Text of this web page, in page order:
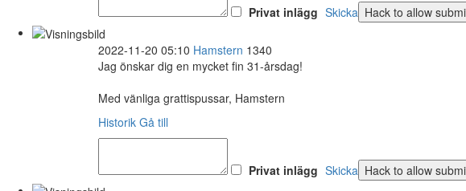
Privat inlägg Skicka
2022-11-20 05:10 Hamstern 1340
Jag önskar dig en mycket fin 31-årsdag!
Med vänliga grattispussar, Hamstern
Historik Gå till
Privat inlägg Skicka